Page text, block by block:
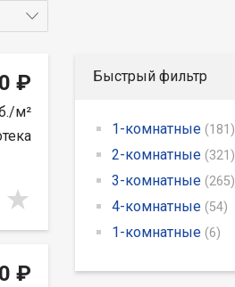
₽
м²
₽
Быстрый фильтр
1-комнатные (181)
2-комнатные (321)
3-комнатные (265)
4-комнатные (54)
1-комнатные (6)